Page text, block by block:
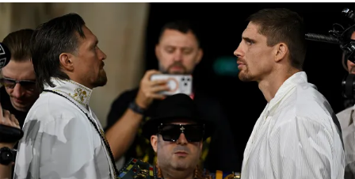
ЧС-2026
ФУТЗАЛ
ІНШІ
БУКМЕКЕРИ